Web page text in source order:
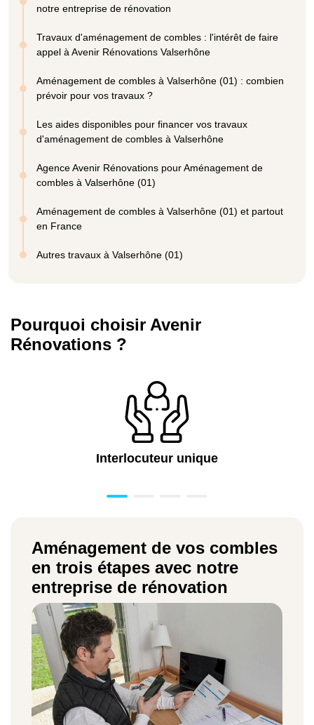
notre entreprise de rénovation
Travaux d'aménagement de combles : l'intérêt de faire
appel à Avenir Rénovations Valserhône
Aménagement de combles à Valserhône (01) : combien
prévoir pour vos travaux ?
Les aides disponibles pour financer vos travaux
d'aménagement de combles à Valserhône
Agence Avenir Rénovations pour Aménagement de
combles à Valserhône (01)
Aménagement de combles à Valserhône (01) et partout
en France
Autres travaux à Valserhône (01)
Pourquoi choisir Avenir
Rénovations ?
Interlocuteur unique
Aménagement de vos combles
en trois étapes avec notre
entreprise de rénovation